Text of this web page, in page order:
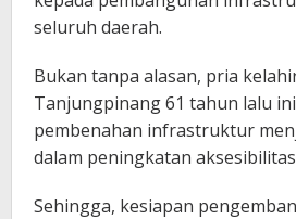
seluruh daerah.
Bukan tanpa alasan, pria
Tanjungpinang 61 tahun lalu
pembenahan infrastruktur
dalam peningkatan
Sehingga, kesiapan